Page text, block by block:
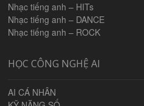
Nhạc tiếng anh – HITs
Nhạc tiếng anh – DANCE
Nhạc tiếng anh – ROCK
HỌC CÔNG NGHỆ AI
AI CÁ NHÂN